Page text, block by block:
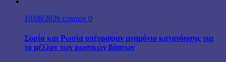
10/08/2026 cosmos 0
Συρία και Ρωσία υπέγραψαν μνημόνιο κατανόησης για
το μέλλον των ρωσικών βάσεων